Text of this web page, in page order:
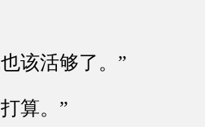
该活够了。”
算。”